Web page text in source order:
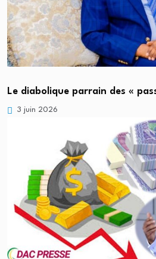
Le diabolique parrain des «
3 juin 2026